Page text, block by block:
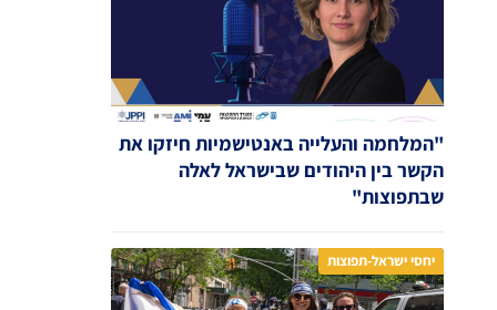
"המלחמה והעלייה באנטישמיות חיזקו את
הקשר בין היהודים שבישראל לאלה
שבתפוצות"
יחסי ישראל-תפוצות